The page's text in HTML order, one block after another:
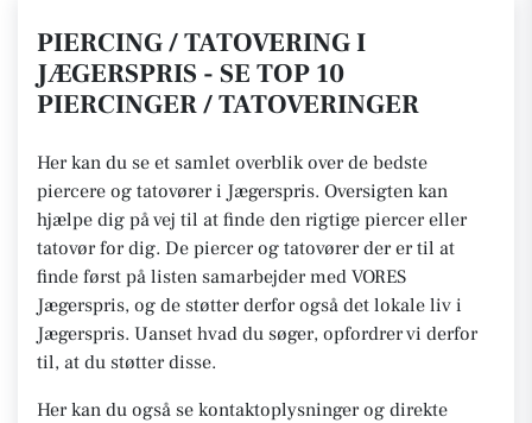
PIERCING / TATOVERING I
JÆGERSPRIS - SE TOP 10
PIERCINGER / TATOVERINGER
Her kan du se et samlet overblik over de bedste
piercere og tatovører i Jægerspris. Oversigten kan
hjælpe dig på vej til at finde den rigtige piercer eller
tatovør for dig. De piercer og tatovører der er til at
finde først på listen samarbejder med VORES
Jægerspris, og de støtter derfor også det lokale liv i
Jægerspris. Uanset hvad du søger, opfordrer vi derfor
til, at du støtter disse.
Her kan du også se kontaktoplysninger og direkte